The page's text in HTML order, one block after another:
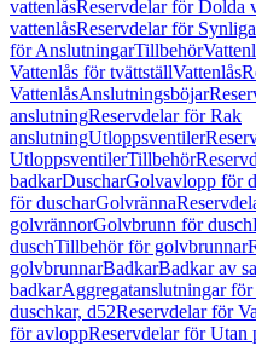
vattenlåsReservdelar för Dolda
vattenlåsReservdelar för
för AnslutningarTillbehör
Vattenlås för tvättställVattenlås
VattenlåsAnslutningsböjar
anslutningReservdelar för Rak
anslutningUtloppsventiler
UtloppsventilerTillbehör
badkarDuscharGolvavlopp för
för duscharGolvränna
golvrännorGolvbrunn för dusch
duschTillbehör för golvbrunnar
golvbrunnarBadkarBadkar av
badkarAggregatanslutningar
duschkar, d52Reservdelar för
för avloppReservdelar för Utan